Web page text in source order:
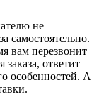
не
самостоятельно.
вам перезвонит
ответит
особенностей. А